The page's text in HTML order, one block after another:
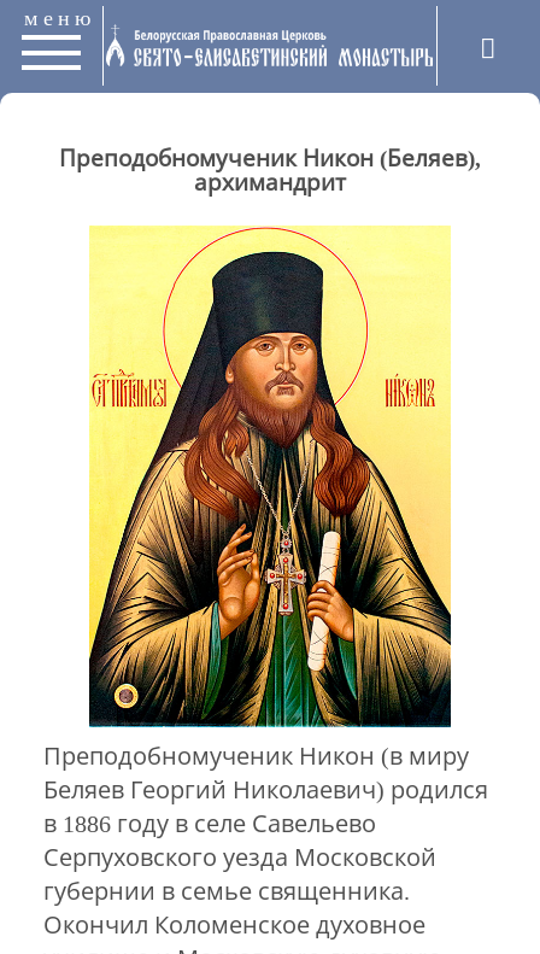
меню
Преподобномученик Никон (Беляев),
архимандрит
Преподобномученик Никон (в миру
Беляев Георгий Николаевич) родился
в 1886 году в селе Савельево
Серпуховского уезда Московской
губернии в семье священника.
Окончил Коломенское духовное